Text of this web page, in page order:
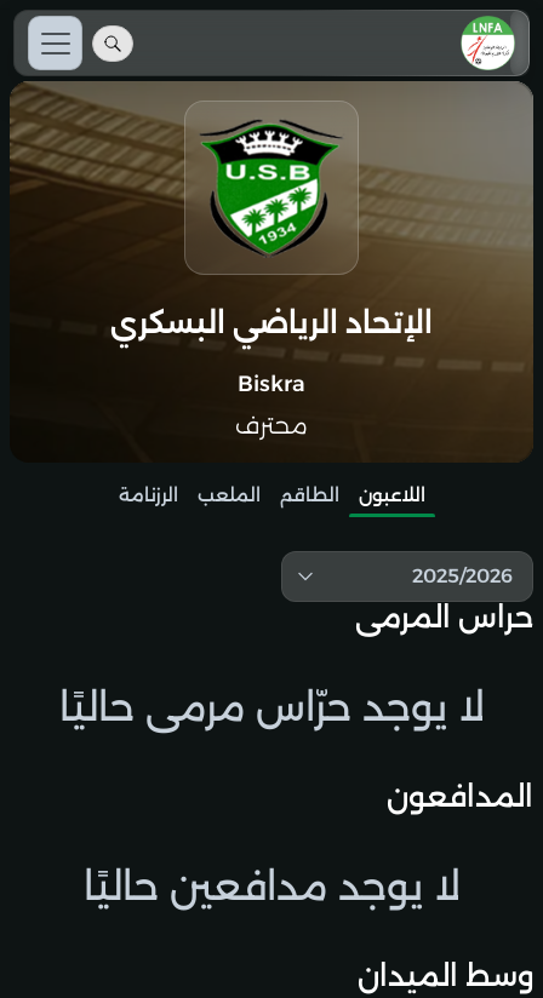
الإتحاد الرياضي البسكري
Biskra
محترف
اللاعبون الطاقم الملعب الرزنامة
2025/2026
حراس المرمى
لا يوجد حرّاس مرمى حاليًا
المدافعون
لا يوجد مدافعين حاليًا
وسط الميدان